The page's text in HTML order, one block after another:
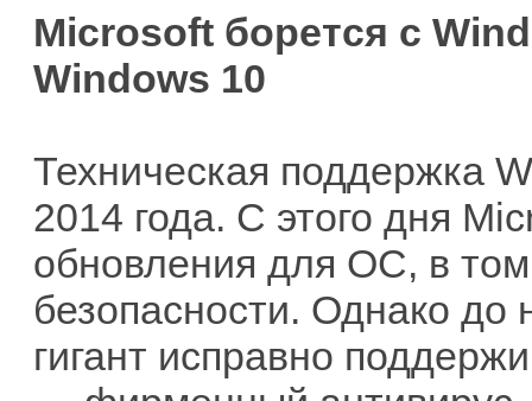
Microsoft борется с
Windows 10
Техническая поддержка
2014 года. С этого дня
обновления для ОС, в
безопасности. Однако
гигант исправно